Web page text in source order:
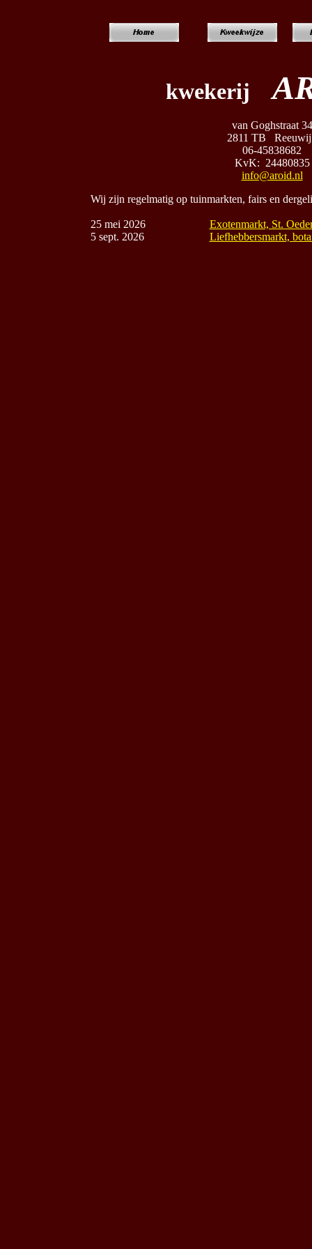
kwekerij
van Goghstraat 34
2811 TB
06-45838682
KvK: 24480835
info@aroid.nl
Wij zijn regelmatig op tuinmarkten, fairs en
25 mei 2026
5 sept. 2026
Exotenmarkt, St.
Liefhebbersmarkt,